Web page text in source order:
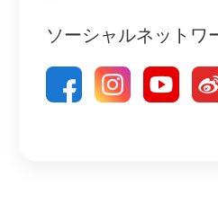
ソーシャルネットワ